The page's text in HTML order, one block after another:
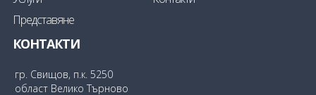
Представяне
КОНТАКТИ
гр. Свищов, п.к. 5250
област Велико Търново